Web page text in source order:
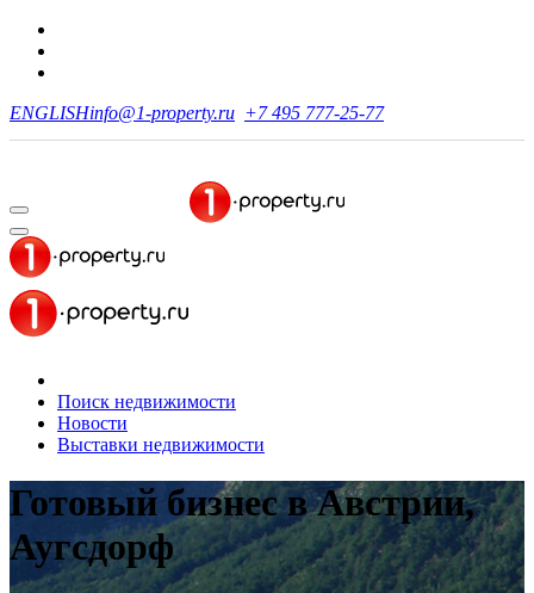
ENGLISHinfo@1-property.ru +7 495 777-25-77
Поиск недвижимости
Новости
Выставки недвижимости
Готовый бизнес в Австрии,
Аугсдорф